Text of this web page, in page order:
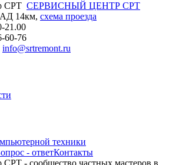
СЕРВИСНЫЙ ЦЕНТР СРТ
14км, cхема проезда
21.00
60-76
info@srtremont.ru
техники
- ответКонтакты
- сообщество частных мастеров в